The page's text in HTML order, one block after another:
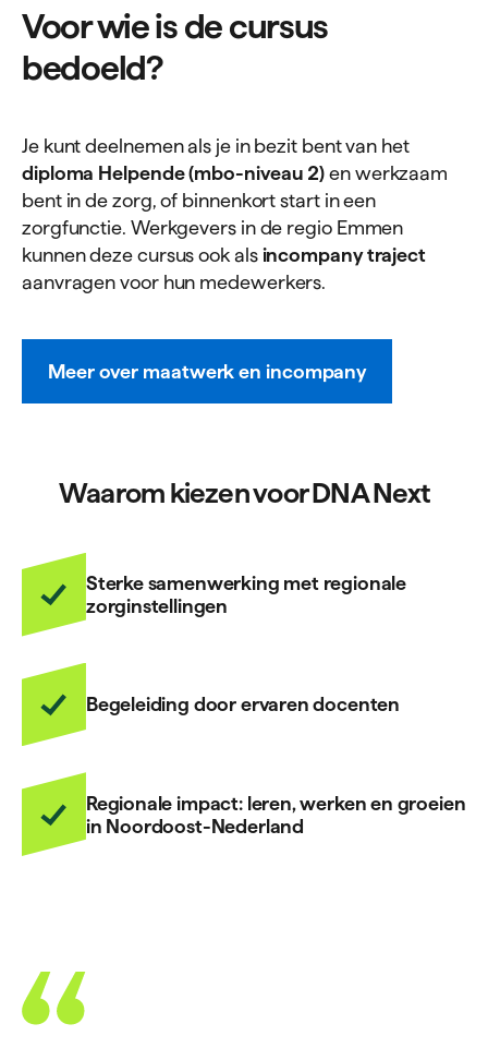
Voor wie is de cursus
bedoeld?
Je kunt deelnemen als je in bezit bent van het
diploma Helpende (mbo-niveau 2) en werkzaam
bent in de zorg, of binnenkort start in een
zorgfunctie. Werkgevers in de regio Emmen
kunnen deze cursus ook als incompany traject
aanvragen voor hun medewerkers.
Meer over maatwerk en incompany
Waarom kiezen voor DNA Next
Sterke samenwerking met regionale
zorginstellingen
Begeleiding door ervaren docenten
Regionale impact: leren, werken en groeien
in Noordoost-Nederland